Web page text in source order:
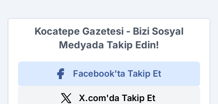
Kocatepe Gazetesi - Bizi Sosyal
Medyada Takip Edin!
Facebook'ta Takip Et
X.com'da Takip Et